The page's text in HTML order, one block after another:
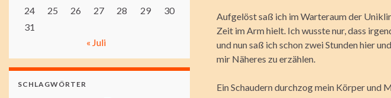
Aufgelöst saß ich im Warteraum der
Zeit im Arm hielt. Ich wusste nur, dass
und nun saß ich schon zwei Stunden hier
mir Näheres zu erzählen.
Ein Schaudern durchzog mein Körper und
24
25 26 27 28 29
30
31
« Juli
SCHLAGWÖRTER